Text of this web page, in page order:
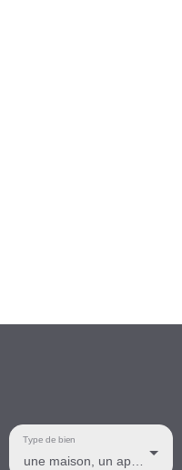
une maison, un appartement
Type de bien